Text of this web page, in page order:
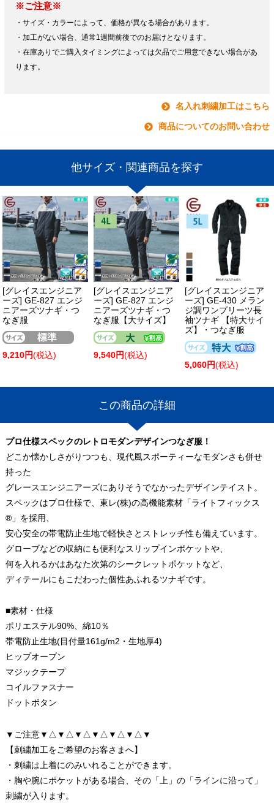
※ご注意※
・サイズ・カラーによって、価格が異なる場合があります。
・加工がない場合、通常1週間前後でのお届けとなります。
・在庫ありでご購入タイミングによっては欠品でご用意できない場合があ
ります。
名入れ刺繍加工はこちら
商品についてのお問い合わせ
他サイズ・関連商品を探す
[グレイスエンジニア
ーズ] GE-827 エンジ
ニアーズツナギ・つ
なぎ服
9,210円(税込)
[グレイスエンジニア
ーズ] GE-827 エンジ
ニアーズツナギ・つ
なぎ服【大サイズ】
9,540円(税込)
[グレイスエンジニア
ーズ] GE-430 メラン
ジ調ワンプリーツ長
袖ツナギ 【特大サイ
ズ】・つなぎ服
5,060円(税込)
この商品の詳細
プロ仕様スペックのレトロモダンデザインつなぎ服！
どこか懐かしさがりつつも、現代風スポーティーなモダンさも併せ
持った
グレースエンジニアーズにありそうでなかったデザインテイスト。
スペックはプロ仕様で、東レ(株)の高機能素材「ライトフィックス
®」を採用、
安心安全の帯電防止生地で軽快さとストレッチ性も備えています。
グローブなどの収納にも便利なスリップインポケットや、
何を入れるかはあなた次第のシークレットポケットなど、
ディテールにもこだわった個性あふれるツナギです。
■素材・仕様
ポリエステル90%、綿10％
帯電防止生地(目付量161g/m2・生地厚4)
ヒップオープン
マジックテープ
コイルファスナー
ドットボタン
▼ご注意▼△▼△▼△▼△▼△▼△▼
【刺繍加工をご希望のお客さまへ】
・刺繍は上着にのみいれることができます。
・胸や腕にポケットがある場合、その「上」の「ラインに沿って」
刺繍が入ります。